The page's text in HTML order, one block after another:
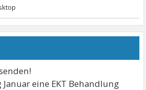
eine EKT Behandlung